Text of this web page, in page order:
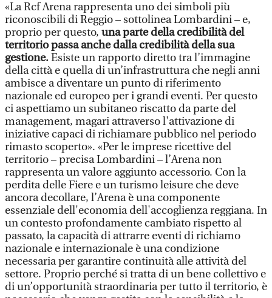
«La Rcf Arena rappresenta uno dei simboli più
riconoscibili di Reggio – sottolinea Lombardini – e,
proprio per questo, una parte della credibilità del
territorio passa anche dalla credibilità della sua
gestione.Esiste un rapporto diretto tra l’immagine
della città e quella di un’infrastruttura che negli anni
ambisce a diventare un punto di riferimento
nazionale ed europeo per i grandi eventi. Per questo
ci aspettiamo un subitaneo riscatto da parte del
management, magari attraverso l'attivazione di
iniziative capaci di richiamare pubblico nel periodo
rimasto scoperto». «Per le imprese ricettive del
territorio – precisa Lombardini – l’Arena non
rappresenta un valore aggiunto accessorio. Con la
perdita delle Fiere e un turismo leisure che deve
ancora decollare, l’Arena è una componente
essenziale dell'economia dell'accoglienza reggiana. In
un contesto profondamente cambiato rispetto al
passato, la capacità di attrarre eventi di richiamo
nazionale e internazionale è una condizione
necessaria per garantire continuità alle attività del
settore. Proprio perché si tratta di un bene collettivo e
di un’opportunità straordinaria per tutto il territorio, è